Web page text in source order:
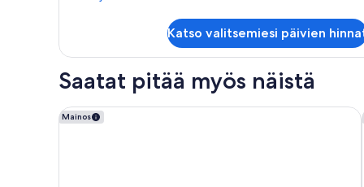
kuvat
1
parisänky
Executive)
Katso valitsemiesi päivien
Saatat pitää myös näistä
Mainos
Belmont Hotel Manila near NAIA Terminal 3 MNL